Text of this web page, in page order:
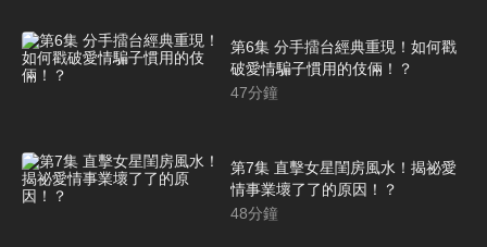
第6集 分手擂台經典重現！如何戳
破愛情騙子慣用的伎倆！？
47分鐘
第7集 直擊女星閨房風水！揭祕愛
情事業壞了了的原因！？
48分鐘